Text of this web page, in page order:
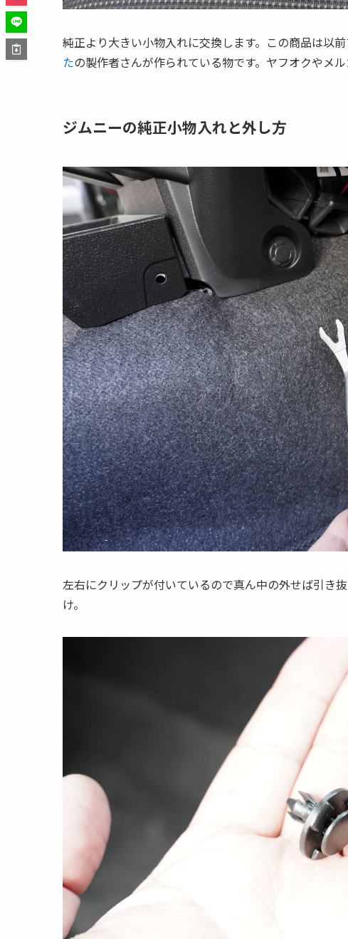
純正より大きい小物入れに交換します。この商品は以
たの製作者さんが作られている物です。ヤフオクやメ
ジムニーの純正小物入れと外し方
左右にクリップが付いているので真ん中の外せば引き
け。